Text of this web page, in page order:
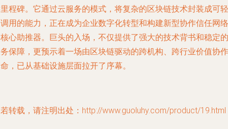
程碑。它通过云服务的模式，将复杂的区块链技术封装成可轻
用的能力，正在成为企业数字化转型和构建新型协作信任网络
心助推器。巨头的入场，不仅提供了强大的技术背书和稳定的
保障，更预示着一场由区块链驱动的跨机构、跨行业价值协作
，已从基础设施层面拉开了序幕。
转载，请注明出处：http://www.guoluhy.com/product/19.html